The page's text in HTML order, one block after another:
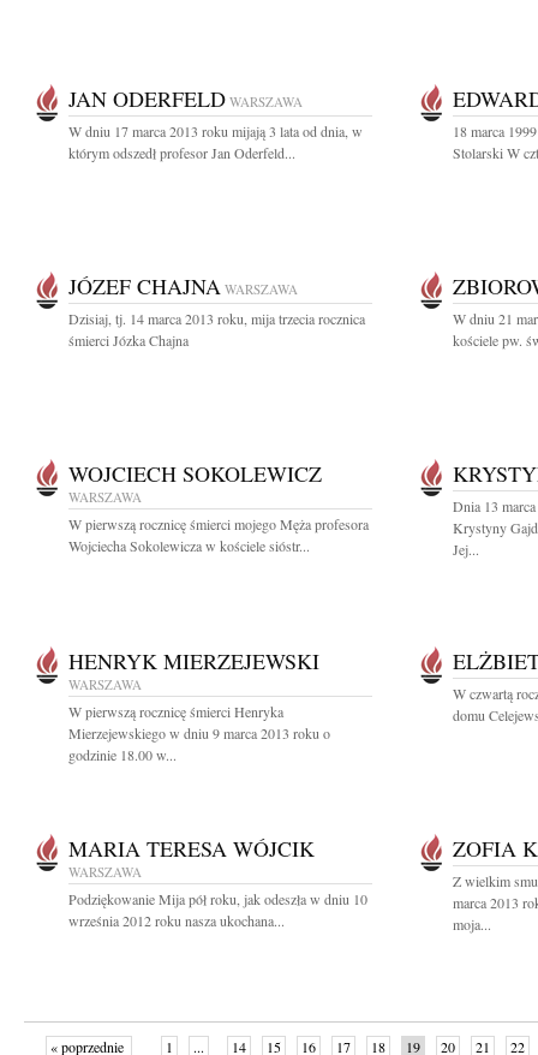
JAN ODERFELD WARSZAWA
W dniu 17 marca 2013 roku mijają 3 lata od dnia, w
którym odszedł profesor Jan Oderfeld...
18 marca
Stolarski W
JÓZEF CHAJNA WARSZAWA
Dzisiaj, tj. 14 marca 2013 roku, mija trzecia rocznica
śmierci Józka Chajna
W dniu 21
kościele pw.
WOJCIECH SOKOLEWICZ
WARSZAWA
W pierwszą rocznicę śmierci mojego Męża profesora
Wojciecha Sokolewicza w kościele sióstr...
Dnia 13
Krystyny
Jej...
HENRYK MIERZEJEWSKI
WARSZAWA
W pierwszą rocznicę śmierci Henryka
Mierzejewskiego w dniu 9 marca 2013 roku o
godzinie 18.00 w...
W czwartą
domu
MARIA TERESA WÓJCIK
WARSZAWA
Podziękowanie Mija pół roku, jak odeszła w dniu 10
września 2012 roku nasza ukochana...
ZOFIA
Z wielkim
marca 2013
moja...
« poprzednie 1 ... 14 15 16 17 18 19 20 21 22